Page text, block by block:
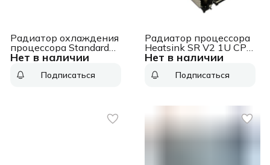
Нет в наличии
Радиатор охлаждения
процессора Standard
1U Heat Sink for
pulled, no package
Подписаться
Нет в наличии
Радиатор процессора
Heatsink SR V2 1U CPU,
02YE596 Heatsink SR
Подписаться